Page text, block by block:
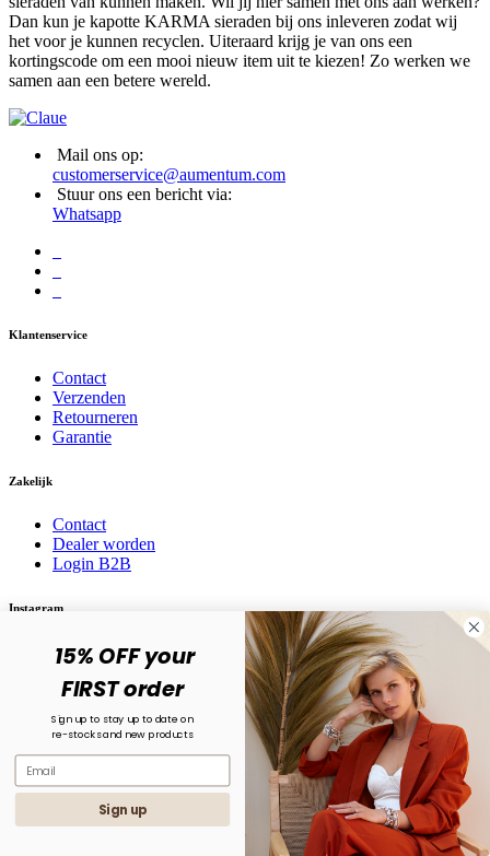
Dan kun je kapotte KARMA sieraden bij ons inleveren zodat wij
het voor je kunnen recyclen. Uiteraard krijg je van ons een
kortingscode om een mooi nieuw item uit te kiezen! Zo werken we
samen aan een betere wereld.
Mail ons op:
customerservice@aumentum.com
Stuur ons een bericht via:
Whatsapp
Klantenservice
Contact
Verzenden
Retourneren
Garantie
Zakelijk
Contact
Dealer worden
Login B2B
Instagram
Volg ons op social media! @karma.jewelry
15% OFF your
FIRST order
Sign up to stay up to date on
re-stocks and new products
Sign up